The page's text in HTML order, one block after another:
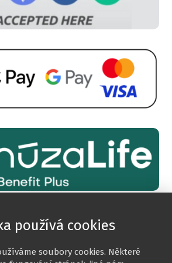
používá cookies
soubory cookies. Některé